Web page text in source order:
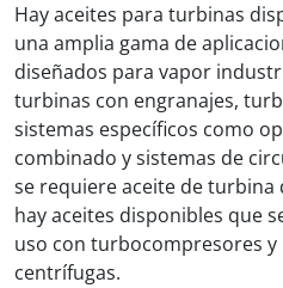
Hay aceites para turbinas
una amplia gama de
diseñados para vapor
turbinas con engranajes,
sistemas específicos como
combinado y sistemas de
se requiere aceite de turbina
hay aceites disponibles que
uso con turbocompresores y
centrífugas.